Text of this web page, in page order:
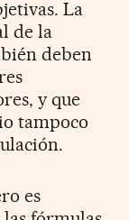
La
de la
deben
y que
tampoco
es